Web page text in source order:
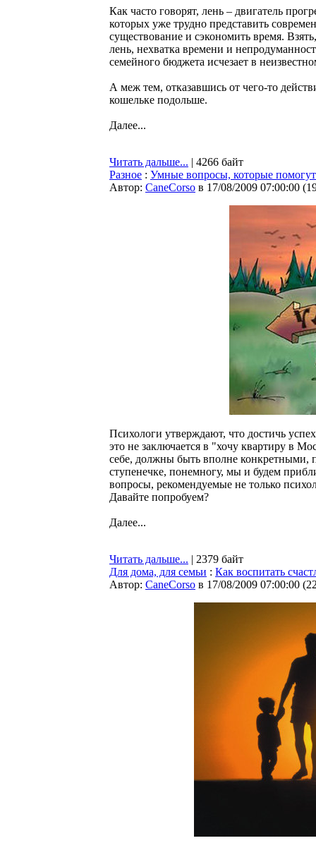
Как часто говорят, лень – двигатель
которых уже трудно представить
существование и сэкономить время.
лень, нехватка времени и
семейного бюджета исчезает в
А меж тем, отказавшись от чего-то
кошельке подольше.
Далее...
Читать дальше... | 4266 байт
Разное : Умные вопросы, которые
Автор: CaneCorso в 17/08/2009 07:00:00 (
Психологи утверждают, что достичь
это не заключается в "хочу квартиру в
себе, должны быть вполне конкретными,
ступенечке, понемногу, мы и будем
вопросы, рекомендуемые не только
Давайте попробуем?
Далее...
Читать дальше... | 2379 байт
Для дома, для семьи : Как воспитать
Автор: CaneCorso в 17/08/2009 07:00:00 (